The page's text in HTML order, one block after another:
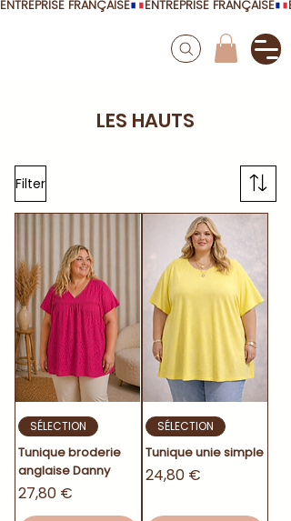
ENTREPRISE FRANÇAISE
LES HAUTS
Filter
SÉLECTION
Tunique broderie
anglaise Danny
Preis
27,80 €
SÉLECTION
Tunique unie simple
Preis
24,80 €